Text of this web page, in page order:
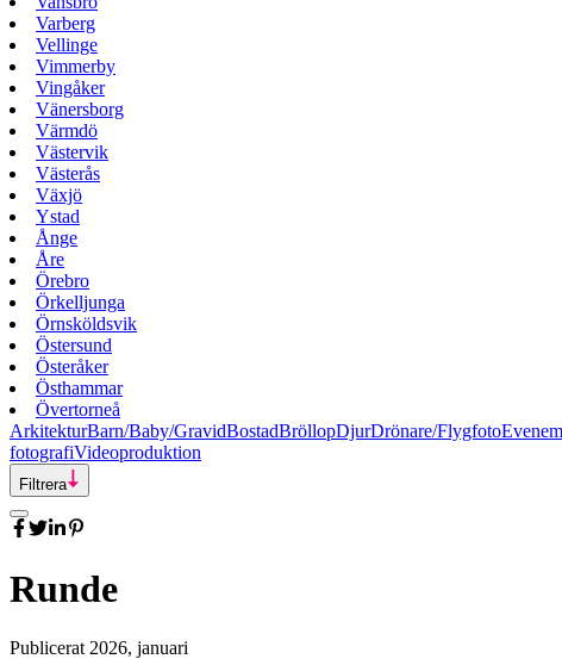
Varberg
Vellinge
Vimmerby
Vingåker
Vänersborg
Värmdö
Västervik
Västerås
Växjö
Ystad
Ånge
Åre
Örebro
Örkelljunga
Örnsköldsvik
Östersund
Österåker
Östhammar
Övertorneå
ArkitekturBarn/Baby/GravidBostadBröllopDjurDrönare/Flygfoto
fotografiVideoproduktion
Filtrera
Runde
Publicerat 2026, januari